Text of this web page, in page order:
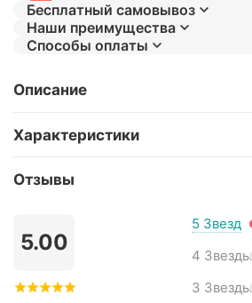
Бесплатный самовывоз
Наши преимущества
Способы оплаты
Описание
Характеристики
Отзывы
5.00
5 Звезд
4 Звезды
3 Звезды